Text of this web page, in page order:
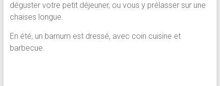
déguster votre petit déjeuner, ou vous y prélasser sur une
chaises longue.
En été, un barnum est dressé, avec coin cuisine et
barbecue.